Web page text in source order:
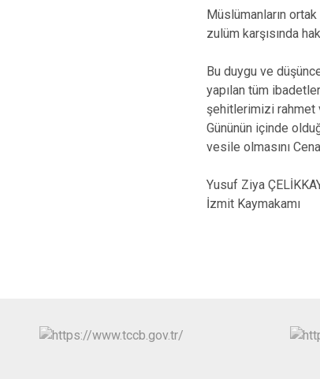
Müslümanların
zulüm karşısında
Bu duygu ve
yapılan tüm
şehitlerimizi rahmet
Gününün içinde
vesile olmasını
Yusuf Ziya
İzmit Kaymakamı